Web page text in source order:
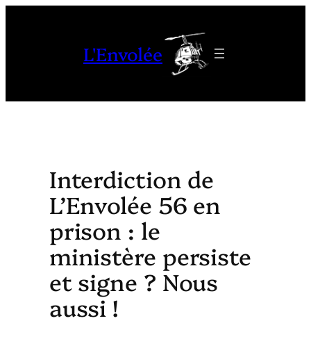
L'Envolée
Interdiction de
L’Envolée 56 en
prison : le
ministère persiste
et signe ? Nous
aussi !